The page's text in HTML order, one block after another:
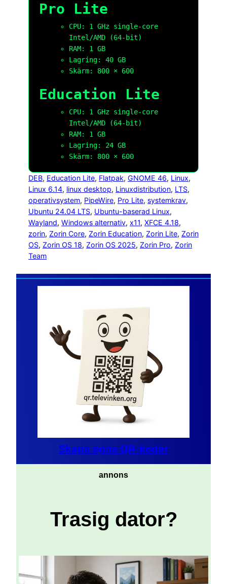
Pro Lite
CPU: 1 GHz single-core
Intel/AMD (64-bit)
RAM: 1 GB
Lagring: 40 GB
Skärm: 800 × 600
Education Lite
CPU: 1 GHz single-core
Intel/AMD (64-bit)
RAM: 1 GB
Lagring: 24 GB
Skärm: 800 × 600
DEB, Education Lite, Flatpak, GNOME 46, Linux
Linux 6.14, linux desktop, Linuxdistribution, LTS
operativsystem, PipeWire, Pro Lite, systemkrav
Ubuntu 24.04 LTS, Ubuntu-baserad Linux
Wayland, Windows alternativ, x11, XFCE 4.18
zorin, Zorin Core, Zorin Education, Zorin Lite, Zorin
OS, Zorin OS 18, Zorin OS 2025, Zorin Pro, Zorin
Team
Skapa egna QR-koder
annons
Trasig dator?